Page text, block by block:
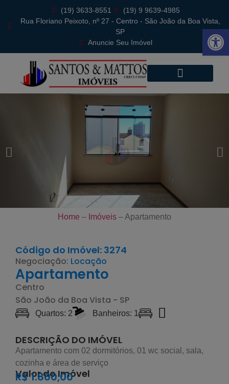
Abrir
(19) 3633-8551
(19) 9 9639-4985
Rua Floriano Peixoto, nº 27 - Centro - São João da Boa Vista,
SP
Anuncie Seu Imóvel
Home – Imóveis –Apartamento
Código do Imóvel: 3274
Negociação: Locação
Apartamento
Centro
São João da Boa Vista - SP
Quartos: 2 Banheiros: 1
DESCRIÇÃO DO IMÓVEL
Apartamento com 02 dormitórios, 01 wc social, sala,
cozinha e área de serviço
Valor do Imóvel
R$ 1.800,00